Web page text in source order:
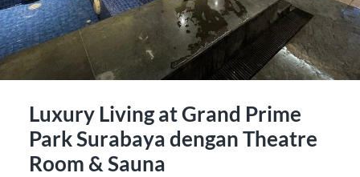
Luxury Living at Grand Prime
Park Surabaya dengan Theatre
Room & Sauna